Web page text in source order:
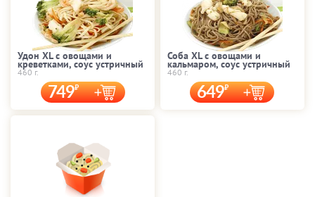
Удон XL с овощами и
креветками, соус устричный
460 г.
749
Соба XL с овощами и
кальмаром, соус устричный
460 г.
649